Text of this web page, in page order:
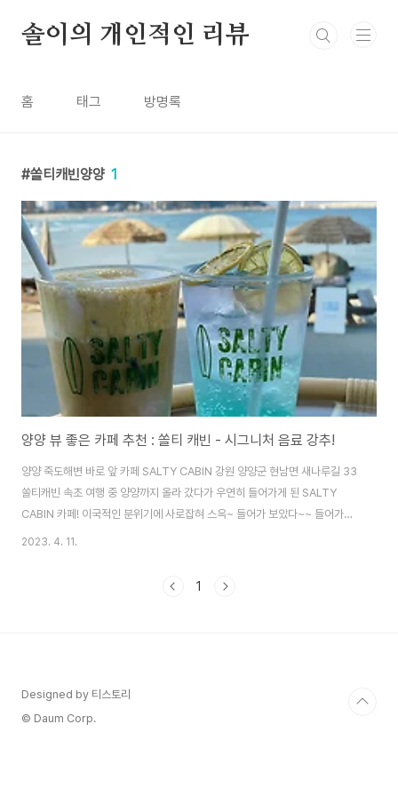
솔이의 개인적인 리뷰
홈 태그 방명록
쏠티캐빈양양 1
양양 뷰 좋은 카페 추천 : 쏠티 캐빈 - 시그니처 음료 강추!
양양 죽도해변 바로 앞 카페 SALTY CABIN 강원 양양군 현남면 새나루길 33
쏠티캐빈 속초 여행 중 양양까지 올라 갔다가 우연히 들어가게 된 SALTY
CABIN 카페! 이국적인 분위기에 사로잡혀 스윽~ 들어가 보았다~~ 들어가자
마자 눈에 띄었던 건! 배럴 매장~! 배럴 매장과 함께 운영하고 있는 카페였다~
에서 미리 하면 된다~ 쏠티캐빈의 시그니처 메뉴인 쏠티 카라멜 라떼와 오션
2023. 4. 11.
1
Designed by 티스토리
© Daum Corp.